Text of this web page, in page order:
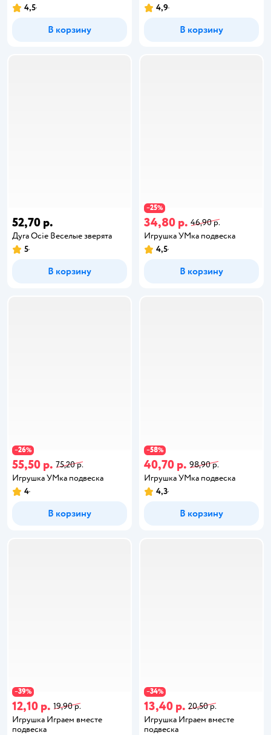
4,5
В корзину
4,9
В корзину
52,70 р.
Дуга Ocie Веселые зверята
5
В корзину
−25%
34,80 р. 46,90 р.
Игрушка УМка подвеска
4,5
В корзину
−26%
55,50 р. 75,20 р.
Игрушка УМка подвеска
4
В корзину
−58%
40,70 р. 98,90 р.
Игрушка УМка подвеска
4,3
В корзину
−39%
12,10 р. 19,90 р.
Игрушка Играем вместе
подвеска
−34%
13,40 р. 20,50 р.
Игрушка Играем вместе
подвеска